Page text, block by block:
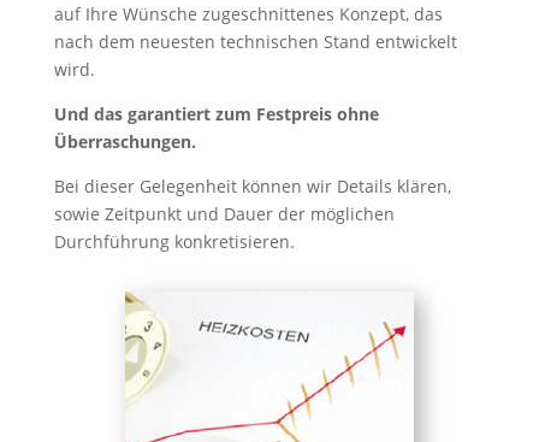
auf Ihre Wünsche zugeschnittenes Konzept, das
nach dem neuesten technischen Stand entwickelt
wird.
Und das garantiert zum Festpreis ohne
Überraschungen.
Bei dieser Gelegenheit können wir Details klären,
sowie Zeitpunkt und Dauer der möglichen
Durchführung konkretisieren.